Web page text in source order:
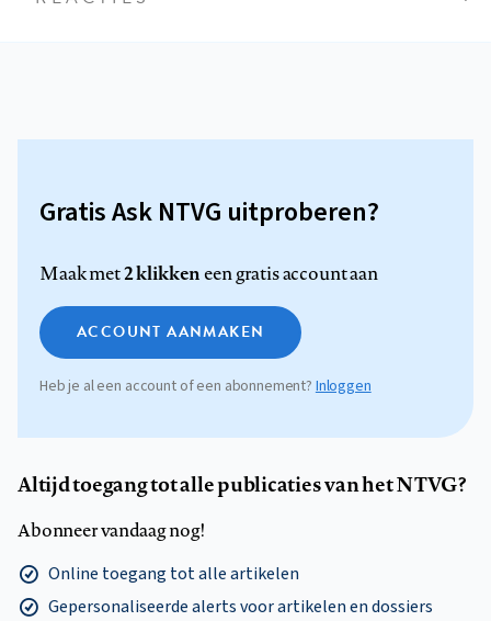
Gratis Ask NTVG uitproberen?
Maak met2 klikkeneen gratis account aan
ACCOUNT AANMAKEN
Heb je al een account of een abonnement?Inloggen
Altijd toegang tot alle publicaties van het NTVG?
Abonneer vandaag nog!
Online toegang tot alle artikelen
Gepersonaliseerde alerts voor artikelen en dossiers